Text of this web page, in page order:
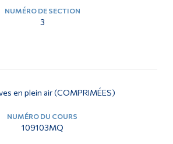
3
en plein air (COMPRIMÉES)
109103MQ